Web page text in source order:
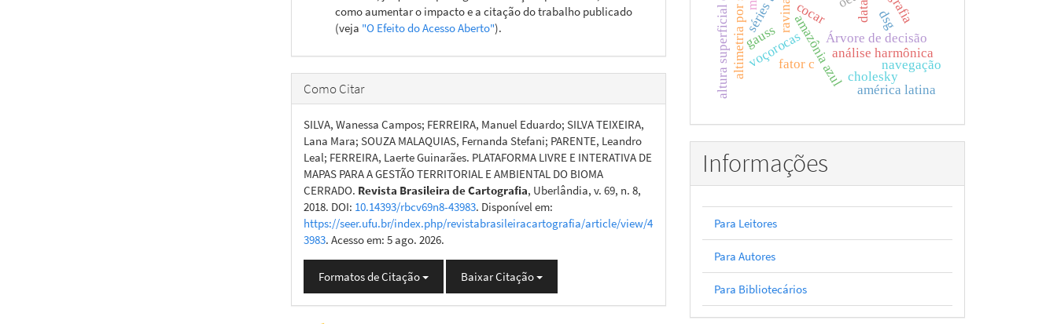
como aumentar o impacto e a citação do trabalho publicado
(veja "O Efeito do Acesso Aberto").
Como Citar
SILVA, Wanessa Campos; FERREIRA, Manuel Eduardo; SILVA TEIXEIRA,
Lana Mara; SOUZA MALAQUIAS, Fernanda Stefani; PARENTE, Leandro
Leal; FERREIRA, Laerte Guinarães. PLATAFORMA LIVRE E INTERATIVA DE
MAPAS PARA A GESTÃO TERRITORIAL E AMBIENTAL DO BIOMA
CERRADO. Revista Brasileira de Cartografia, Uberlândia, v. 69, n. 8,
2018. DOI: 10.14393/rbcv69n8-43983. Disponível em:
https://seer.ufu.br/index.php/revistabrasileiracartografia/article/view/4
3983. Acesso em: 5 ago. 2026.
Formatos de Citação Baixar Citação
amazônia azul
voçorocas
ravinas
Árvore de decisão
altura superficial do mar análise harmônica
navegação
cocar dsg
fator c
gauss
cholesky
américa latina
Informações
Para Leitores
Para Autores
Para Bibliotecários